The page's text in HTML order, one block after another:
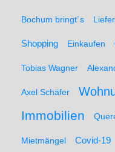
Bochum bringt´s
Shopping Einkaufen
Tobias Wagner
Axel Schäfer
Immobilien
Mietmängel Covid-19